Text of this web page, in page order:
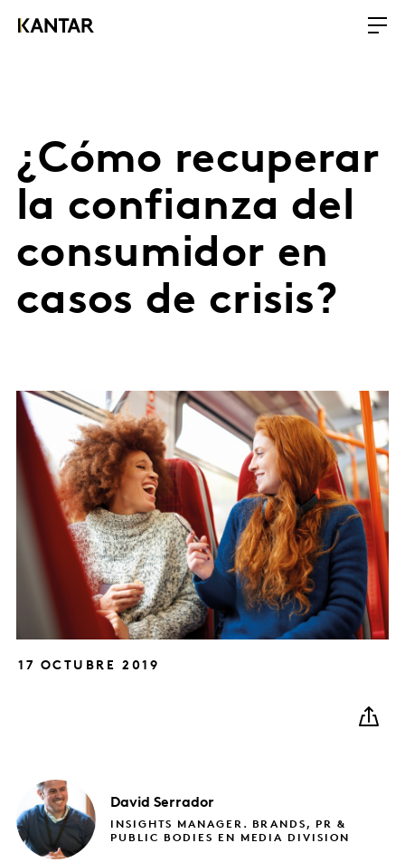
¿Cómo recuperar
la confianza del
consumidor en
casos de crisis?
17 OCTUBRE 2019
David Serrador
INSIGHTS MANAGER. BRANDS, PR &
PUBLIC BODIES EN MEDIA DIVISION